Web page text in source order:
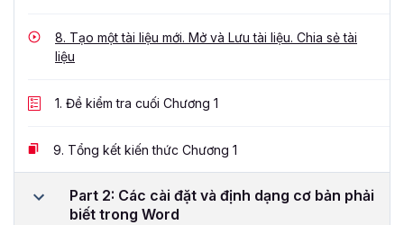
8. Tạo một tài liệu mới. Mở và Lưu tài liệu. Chia sẻ tài
liệu
1. Đề kiểm tra cuối Chương 1
9. Tổng kết kiến thức Chương 1
Part 2: Các cài đặt và định dạng cơ bản phải
biết trong Word